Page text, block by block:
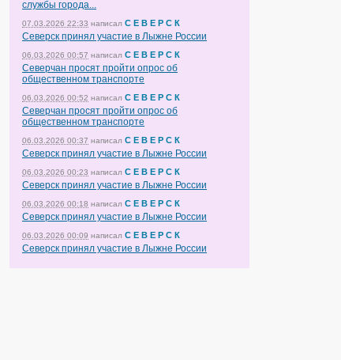
службы города...
07.03.2026 22:33 написал С Е В Е Р С К
Северск принял участие в Лыжне России
06.03.2026 00:57 написал С Е В Е Р С К
Северчан просят пройти опрос об
общественном транспорте
06.03.2026 00:52 написал С Е В Е Р С К
Северчан просят пройти опрос об
общественном транспорте
06.03.2026 00:37 написал С Е В Е Р С К
Северск принял участие в Лыжне России
06.03.2026 00:23 написал С Е В Е Р С К
Северск принял участие в Лыжне России
06.03.2026 00:18 написал С Е В Е Р С К
Северск принял участие в Лыжне России
06.03.2026 00:09 написал С Е В Е Р С К
Северск принял участие в Лыжне России